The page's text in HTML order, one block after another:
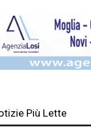
Più Lette